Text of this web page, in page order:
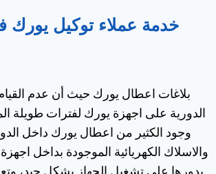
خدمة عملاء توكيل
بلاغات اعطال يورك حيث أن عدم
الدورية على اجهزة يورك لفترات طويلة
وجود الكثير من اعطال يورك داخل
والاسلاك الكهريائية الموجودة بداخل
بدورها على تشغيل الجهاز بشكل جيد،